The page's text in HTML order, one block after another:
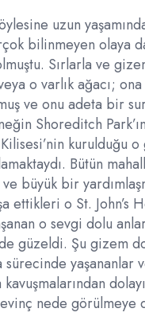
uzun
bilinmeyen olaya
Sırlarla ve
o varlık ağacı;
ve onu adeta bir
Shoreditch
Kilisesi’nin kurulduğu
Bütün
büyük bir
ettikleri o St. John’s
o sevgi dolu
güzeldi. Şu gizem
sürecinde yaşananlar
nede görülmeye